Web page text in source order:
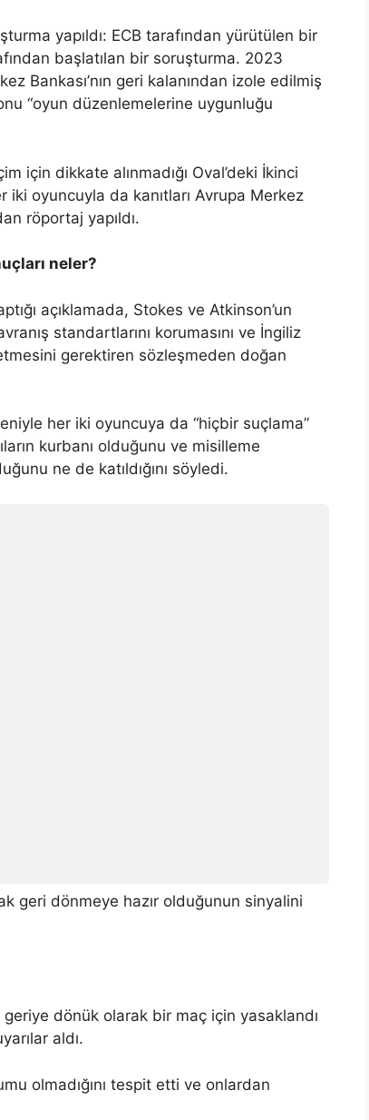
yapıldı: ECB tarafından yürütülen bir
başlatılan bir soruşturma. 2023
Bankası’nın geri kalanından izole edilmiş
“oyun düzenlemelerine uygunluğu
için dikkate alınmadığı Oval’deki İkinci
oyuncuyla da kanıtları Avrupa Merkez
röportaj yapıldı.
neler?
açıklamada, Stokes ve Atkinson’un
standartlarını korumasını ve İngiliz
gerektiren sözleşmeden doğan
her iki oyuncuya da “hiçbir suçlama”
kurbanı olduğunu ve misilleme
ne de katıldığını söyledi.
geri dönmeye hazır olduğunun sinyalini
dönük olarak bir maç için yasaklandı
aldı.
olmadığını tespit etti ve onlardan